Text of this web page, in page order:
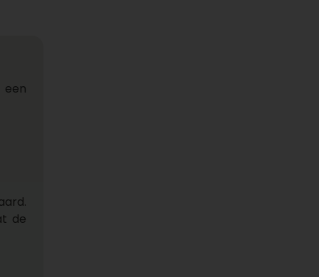
de